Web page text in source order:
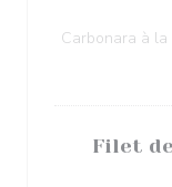
Carbonara à
Filet